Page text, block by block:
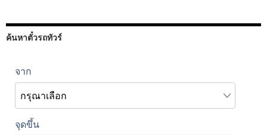
ค้นหาตั๋วรถทัวร์